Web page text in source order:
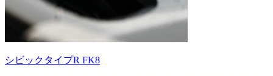
シビックタイプR FK8